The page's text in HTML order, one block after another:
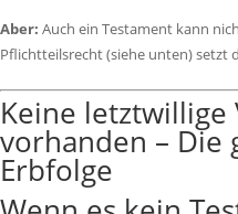
Aber: Auch ein Testament kann
Pflichtteilsrecht (siehe unten) setzt
Keine letztwillige
vorhanden – Die
Erbfolge